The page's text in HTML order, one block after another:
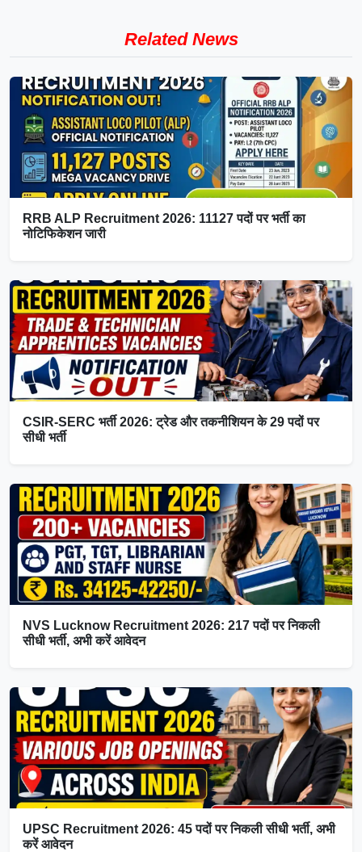
Related News
RRB ALP Recruitment 2026: 11127 पदों पर भर्ती का
नोटिफिकेशन जारी
CSIR-SERC भर्ती 2026: ट्रेड और तकनीशियन के 29 पदों पर
सीधी भर्ती
NVS Lucknow Recruitment 2026: 217 पदों पर निकली
सीधी भर्ती, अभी करें आवेदन
UPSC Recruitment 2026: 45 पदों पर निकली सीधी भर्ती, अभी
करें आवेदन